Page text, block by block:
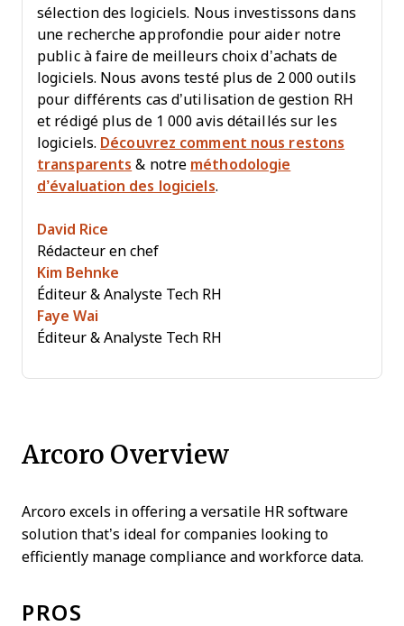
sélection des logiciels. Nous investissons dans
une recherche approfondie pour aider notre
public à faire de meilleurs choix d’achats de
logiciels. Nous avons testé plus de 2 000 outils
pour différents cas d’utilisation de gestion RH
et rédigé plus de 1 000 avis détaillés sur les
logiciels. Découvrez comment nous restons
transparents & notre méthodologie
d’évaluation des logiciels.
David Rice
Rédacteur en chef
Kim Behnke
Éditeur & Analyste Tech RH
Faye Wai
Éditeur & Analyste Tech RH
Arcoro Overview
Arcoro excels in offering a versatile HR software
solution that’s ideal for companies looking to
efficiently manage compliance and workforce data.
PROS